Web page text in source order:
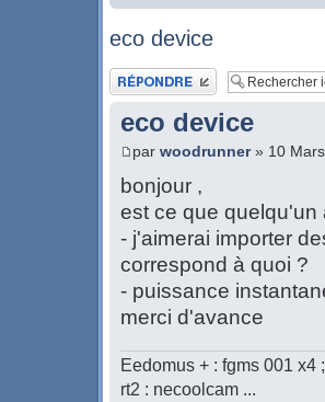
eco device
Publier une réponse
eco device
par woodrunner» 10
bonjour ,
est ce que quelqu'un
- j'aimerai importer
correspond à quoi ?
- puissance
merci d'avance
Eedomus + : fgms 001
rt2 : necoolcam ...